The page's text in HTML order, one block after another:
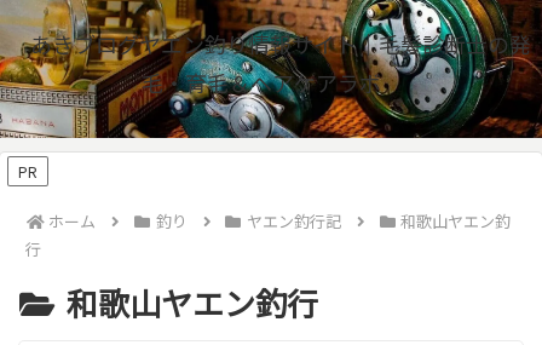
あきブログヤエン釣り情報サイト｜毛髪診断士の発
毛・育毛＆ヘアケアラボ
PR
ホーム 釣り ヤエン釣行記
和歌山ヤエン釣
行
和歌山ヤエン釣行